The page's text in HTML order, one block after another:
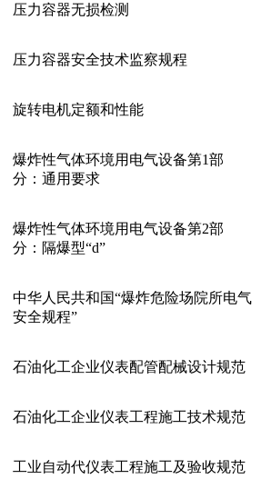
压力容器无损检测
压力容器安全技术监察规程
旋转电机定额和性能
爆炸性气体环境用电气设备第1部
分：通用要求
爆炸性气体环境用电气设备第2部
分：隔爆型“d”
中华人民共和国“爆炸危险场院所电气
安全规程”
石油化工企业仪表配管配械设计规范
石油化工企业仪表工程施工技术规范
工业自动代仪表工程施工及验收规范